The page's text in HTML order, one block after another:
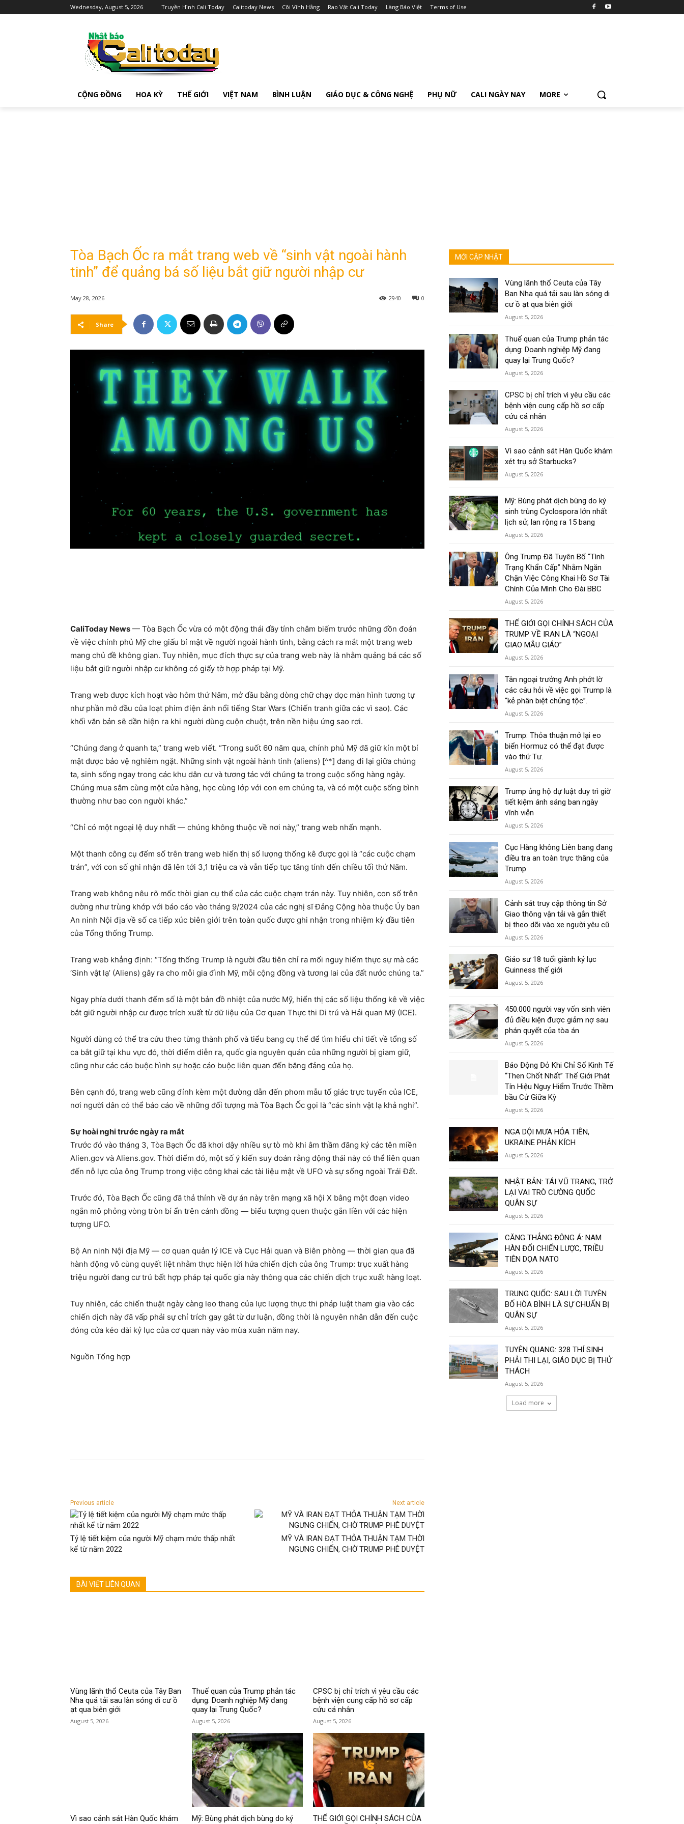
Wednesday, August 5, 2026 Truyền Hình Cali Today Calitoday News Cõi Vĩnh Hằng Rao Vặt Cali Today Làng Báo Việt Terms of Use
CỘNG ĐỒNG HOA KỲ THẾ GIỚI VIỆT NAM BÌNH LUẬN GIÁO DỤC & CÔNG NGHỆ PHỤ NỮ CALI NGÀY NAY MORE
Tòa Bạch Ốc ra mắt trang web về “sinh vật ngoài hành
tinh” để quảng bá số liệu bắt giữ người nhập cư
May 28, 2026 0
2940
Share
CaliToday News — Tòa Bạch Ốc vừa có một động thái đầy tính châm biếm trước những đồn đoán
về việc chính phủ Mỹ che giấu bí mật về người ngoài hành tinh, bằng cách ra mắt một trang web
mang chủ đề không gian. Tuy nhiên, mục đích thực sự của trang web này là nhằm quảng bá các số
liệu bắt giữ người nhập cư không có giấy tờ hợp pháp tại Mỹ.
Trang web được kích hoạt vào hôm thứ Năm, mở đầu bằng dòng chữ chạy dọc màn hình tương tự
như phần mở đầu của loạt phim điện ảnh nổi tiếng Star Wars (Chiến tranh giữa các vì sao). Các
khối văn bản sẽ dần hiện ra khi người dùng cuộn chuột, trên nền hiệu ứng sao rơi.
“Chúng đang ở quanh ta,” trang web viết. “Trong suốt 60 năm qua, chính phủ Mỹ đã giữ kín một bí
mật được bảo vệ nghiêm ngặt. Những sinh vật ngoài hành tinh (aliens) [^*] đang đi lại giữa chúng
ta, sinh sống ngay trong các khu dân cư và tương tác với chúng ta trong cuộc sống hàng ngày.
Chúng mua sắm cùng một cửa hàng, học cùng lớp với con em chúng ta, và có một cuộc sống bình
thường như bao con người khác.”
“Chỉ có một ngoại lệ duy nhất — chúng không thuộc về nơi này,” trang web nhấn mạnh.
Một thanh công cụ đếm số trên trang web hiển thị số lượng thống kê được gọi là “các cuộc chạm
trán”, với con số ghi nhận đã lên tới 3,1 triệu ca và vẫn tiếp tục tăng tính đến chiều tối thứ Năm.
Trang web không nêu rõ mốc thời gian cụ thể của các cuộc chạm trán này. Tuy nhiên, con số trên
dường như trùng khớp với báo cáo vào tháng 9/2024 của các nghị sĩ Đảng Cộng hòa thuộc Ủy ban
An ninh Nội địa về số ca tiếp xúc biên giới trên toàn quốc được ghi nhận trong nhiệm kỳ đầu tiên
của Tổng thống Trump.
Trang web khẳng định: “Tổng thống Trump là người đầu tiên chỉ ra mối nguy hiểm thực sự mà các
‘Sinh vật lạ’ (Aliens) gây ra cho mỗi gia đình Mỹ, mỗi cộng đồng và tương lai của đất nước chúng ta.”
Ngay phía dưới thanh đếm số là một bản đồ nhiệt của nước Mỹ, hiển thị các số liệu thống kê về việc
bắt giữ người nhập cư được trích xuất từ dữ liệu của Cơ quan Thực thi Di trú và Hải quan Mỹ (ICE).
Người dùng có thể tra cứu theo từng thành phố và tiểu bang cụ thể để tìm hiểu chi tiết về tổng số
ca bắt giữ tại khu vực đó, thời điểm diễn ra, quốc gia nguyên quán của những người bị giam giữ,
cũng như các cáo buộc hình sự hoặc cáo buộc liên quan đến băng đảng của họ.
Bên cạnh đó, trang web cũng đính kèm một đường dẫn đến phom mẫu tố giác trực tuyến của ICE,
nơi người dân có thể báo cáo về những đối tượng mà Tòa Bạch Ốc gọi là “các sinh vật lạ khả nghi”.
Sự hoài nghi trước ngày ra mắt
Trước đó vào tháng 3, Tòa Bạch Ốc đã khơi dậy nhiều sự tò mò khi âm thầm đăng ký các tên miền
Alien.gov và Aliens.gov. Thời điểm đó, một số ý kiến suy đoán rằng động thái này có thể liên quan
đến nỗ lực của ông Trump trong việc công khai các tài liệu mật về UFO và sự sống ngoài Trái Đất.
Trước đó, Tòa Bạch Ốc cũng đã thả thính về dự án này trên mạng xã hội X bằng một đoạn video
ngắn mô phỏng vòng tròn bí ẩn trên cánh đồng — biểu tượng quen thuộc gắn liền với các hiện
tượng UFO.
Bộ An ninh Nội địa Mỹ — cơ quan quản lý ICE và Cục Hải quan và Biên phòng — thời gian qua đã
hành động vô cùng quyết liệt nhằm thực hiện lời hứa chiến dịch của ông Trump: trục xuất hàng
triệu người đang cư trú bất hợp pháp tại quốc gia này thông qua các chiến dịch trục xuất hàng loạt.
Tuy nhiên, các chiến thuật ngày càng leo thang của lực lượng thực thi pháp luật tham gia vào các
chiến dịch này đã vấp phải sự chỉ trích gay gắt từ dư luận, đồng thời là nguyên nhân dẫn đến cuộc
đóng cửa kéo dài kỷ lục của cơ quan này vào mùa xuân năm nay.
Nguồn Tổng hợp
Previous article
Tỷ lệ tiết kiệm của người Mỹ chạm mức thấp nhất
kể từ năm 2022
Next article
MỸ VÀ IRAN ĐẠT THỎA THUẬN TẠM THỜI
NGƯNG CHIẾN, CHỜ TRUMP PHÊ DUYỆT
BÀI VIẾT LIÊN QUAN
Vùng lãnh thổ Ceuta của Tây Ban
Nha quá tải sau làn sóng di cư ồ
ạt qua biên giới
August 5, 2026
Thuế quan của Trump phản tác
dụng: Doanh nghiệp Mỹ đang
quay lại Trung Quốc?
August 5, 2026
CPSC bị chỉ trích vì yêu cầu các
bệnh viện cung cấp hồ sơ cấp
cứu cá nhân
August 5, 2026
Vì sao cảnh sát Hàn Quốc khám
Mỹ: Bùng phát dịch bùng do ký
THẾ GIỚI GỌI CHÍNH SÁCH CỦA
MỚI CẬP NHẬT
Vùng lãnh thổ Ceuta của Tây
Ban Nha quá tải sau làn sóng di
cư ồ ạt qua biên giới
August 5, 2026
Thuế quan của Trump phản tác
dụng: Doanh nghiệp Mỹ đang
quay lại Trung Quốc?
August 5, 2026
CPSC bị chỉ trích vì yêu cầu các
bệnh viện cung cấp hồ sơ cấp
cứu cá nhân
August 5, 2026
Vì sao cảnh sát Hàn Quốc khám
xét trụ sở Starbucks?
August 5, 2026
Mỹ: Bùng phát dịch bùng do ký
sinh trùng Cyclospora lớn nhất
lịch sử, lan rộng ra 15 bang
August 5, 2026
Ông Trump Đã Tuyên Bố “Tình
Trạng Khẩn Cấp” Nhằm Ngăn
Chặn Việc Công Khai Hồ Sơ Tài
Chính Của Mình Cho Đài BBC
August 5, 2026
THẾ GIỚI GỌI CHÍNH SÁCH CỦA
TRUMP VỀ IRAN LÀ “NGOẠI
GIAO MẪU GIÁO”
August 5, 2026
Tân ngoại trưởng Anh phớt lờ
các câu hỏi về việc gọi Trump là
“kẻ phân biệt chủng tộc”.
August 5, 2026
Trump: Thỏa thuận mở lại eo
biển Hormuz có thể đạt được
vào thứ Tư.
August 5, 2026
Trump ủng hộ dự luật duy trì giờ
tiết kiệm ánh sáng ban ngày
vĩnh viễn
August 5, 2026
Cục Hàng không Liên bang đang
điều tra an toàn trực thăng của
Trump
August 5, 2026
Cảnh sát truy cập thông tin Sở
Giao thông vận tải và gắn thiết
bị theo dõi vào xe người yêu cũ.
August 5, 2026
Giáo sư 18 tuổi giành kỷ lục
Guinness thế giới
August 5, 2026
450.000 người vay vốn sinh viên
đủ điều kiện được giảm nợ sau
phán quyết của tòa án
August 5, 2026
Báo Động Đỏ Khi Chỉ Số Kinh Tế
“Then Chốt Nhất” Thế Giới Phát
Tín Hiệu Nguy Hiểm Trước Thềm
bầu Cử Giữa Kỳ
August 5, 2026
NGA DỘI MƯA HỎA TIỄN,
UKRAINE PHẢN KÍCH
August 5, 2026
NHẬT BẢN: TÁI VŨ TRANG, TRỞ
LẠI VAI TRÒ CƯỜNG QUỐC
QUÂN SỰ
August 5, 2026
CĂNG THẲNG ĐÔNG Á: NAM
HÀN ĐỔI CHIẾN LƯỢC, TRIỀU
TIÊN DỌA NATO
August 5, 2026
TRUNG QUỐC: SAU LỜI TUYÊN
BỐ HÒA BÌNH LÀ SỰ CHUẨN BỊ
QUÂN SỰ
August 5, 2026
TUYÊN QUANG: 328 THÍ SINH
PHẢI THI LẠI, GIÁO DỤC BỊ THỬ
THÁCH
August 5, 2026
Load more